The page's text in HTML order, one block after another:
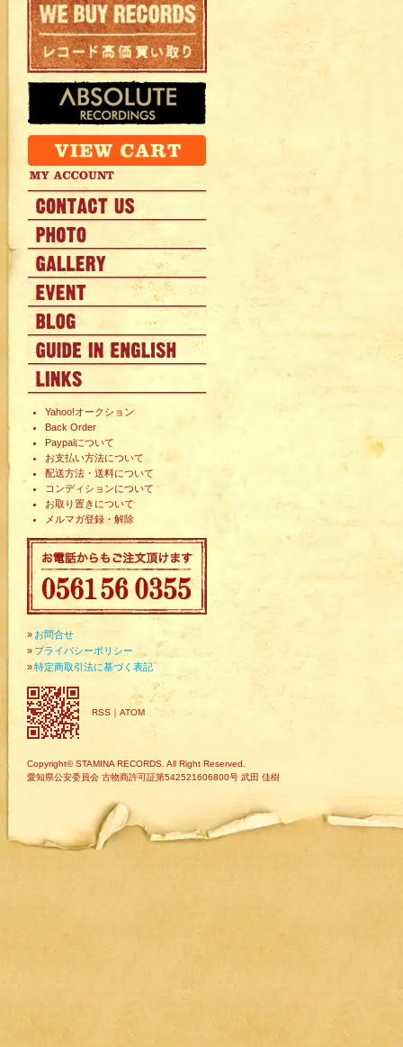
Yahoo!オークション
Back Order
Paypalについて
お支払い方法について
配送方法・送料について
コンディションについて
お取り置きについて
メルマガ登録・解除
» お問合せ
» プライバシーポリシー
»特定商取引法に基づく表記
RSS ｜ ATOM
Copyright© STAMINA RECORDS. All Right Reserved.
愛知県公安委員会 古物商許可証第542521606800号 武田 佳樹